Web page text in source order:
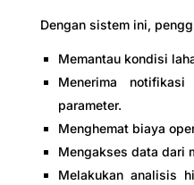
Dengan sistem ini,
Memantau kondisi
Menerima
parameter.
Menghemat biaya
Mengakses data dari
Melakukan analisis